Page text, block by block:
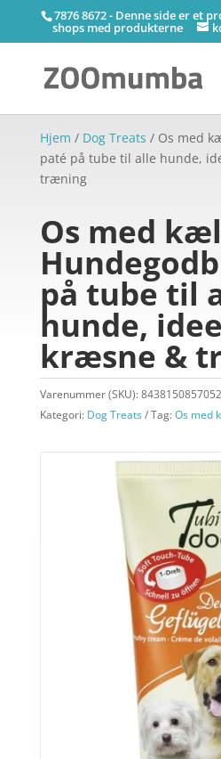
7876 8672 - Denne side er et
shops med produkterne
Hjem / Dog Treats / Os med
paté på tube til alle hunde,
træning
Os med
på tube til
hunde,
kræsne &
Varenummer (SKU):
Kategori: Dog Treats Tag:Os med